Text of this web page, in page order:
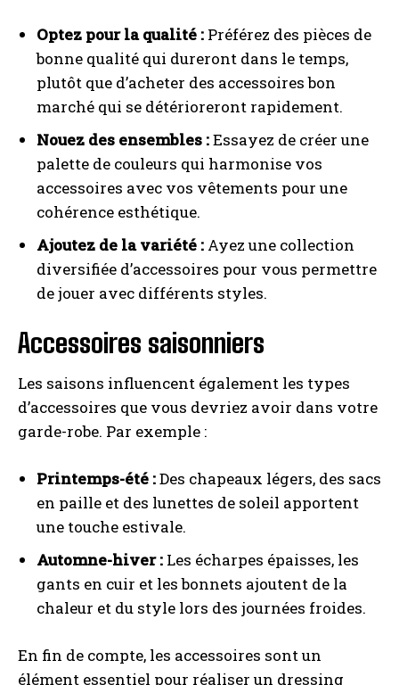
Optez pour la qualité : Préférez des pièces de
bonne qualité qui dureront dans le temps,
plutôt que d’acheter des accessoires bon
marché qui se détérioreront rapidement.
Nouez des ensembles :Essayez de créer une
palette de couleurs qui harmonise vos
accessoires avec vos vêtements pour une
cohérence esthétique.
Ajoutez de la variété : Ayez une collection
diversifiée d’accessoires pour vous permettre
de jouer avec différents styles.
Accessoires saisonniers
Les saisons influencent également les types
d’accessoires que vous devriez avoir dans votre
garde-robe. Par exemple :
Printemps-été :Des chapeaux légers, des sacs
en paille et des lunettes de soleil apportent
une touche estivale.
Automne-hiver : Les écharpes épaisses, les
gants en cuir et les bonnets ajoutent de la
chaleur et du style lors des journées froides.
En fin de compte, les accessoires sont un
élément essentiel pour réaliser un dressing